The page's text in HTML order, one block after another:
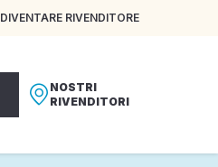
DIVENTARE RIVENDITORE
NOSTRI
RIVENDITORI